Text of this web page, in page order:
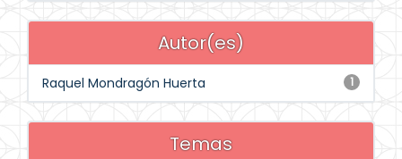
Autor(es)
1
Raquel Mondragón Huerta
Temas